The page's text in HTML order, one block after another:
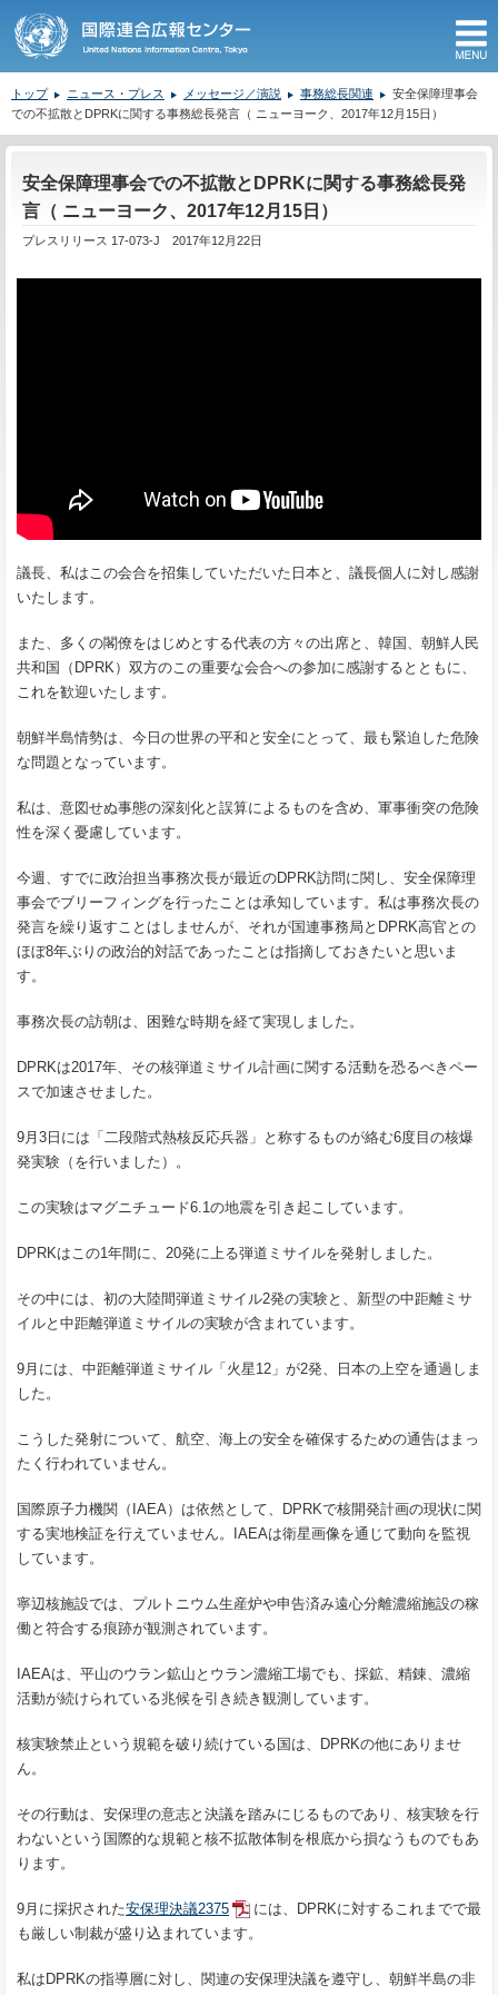
トップ ニュース・プレス メッセージ／演説 事務総長関連
安全保障理事会
での不拡散とDPRKに関する事務総長発言（ ニューヨーク、2017年12月15日）
安全保障理事会での不拡散とDPRKに関する事務総長発
言（ ニューヨーク、2017年12月15日）
プレスリリース 17-073-J 2017年12月22日
議長、私はこの会合を招集していただいた日本と、議長個人に対し感謝
いたします。
また、多くの閣僚をはじめとする代表の方々の出席と、韓国、朝鮮人民
共和国（DPRK）双方のこの重要な会合への参加に感謝するとともに、
これを歓迎いたします。
朝鮮半島情勢は、今日の世界の平和と安全にとって、最も緊迫した危険
な問題となっています。
私は、意図せぬ事態の深刻化と誤算によるものを含め、軍事衝突の危険
性を深く憂慮しています。
今週、すでに政治担当事務次長が最近のDPRK訪問に関し、安全保障理
事会でブリーフィングを行ったことは承知しています。私は事務次長の
発言を繰り返すことはしませんが、それが国連事務局とDPRK高官との
ほぼ8年ぶりの政治的対話であったことは指摘しておきたいと思いま
す。
事務次長の訪朝は、困難な時期を経て実現しました。
DPRKは2017年、その核弾道ミサイル計画に関する活動を恐るべきペー
スで加速させました。
9月3日には「二段階式熱核反応兵器」と称するものが絡む6度目の核爆
発実験（を行いました）。
この実験はマグニチュード6.1の地震を引き起こしています。
DPRKはこの1年間に、20発に上る弾道ミサイルを発射しました。
その中には、初の大陸間弾道ミサイル2発の実験と、新型の中距離ミサ
イルと中距離弾道ミサイルの実験が含まれています。
9月には、中距離弾道ミサイル「火星12」が2発、日本の上空を通過しま
した。
こうした発射について、航空、海上の安全を確保するための通告はまっ
たく行われていません。
国際原子力機関（IAEA）は依然として、DPRKで核開発計画の現状に関
する実地検証を行えていません。IAEAは衛星画像を通じて動向を監視
しています。
寧辺核施設では、プルトニウム生産炉や申告済み遠心分離濃縮施設の稼
働と符合する痕跡が観測されています。
IAEAは、平山のウラン鉱山とウラン濃縮工場でも、採鉱、精錬、濃縮
活動が続けられている兆候を引き続き観測しています。
核実験禁止という規範を破り続けている国は、DPRKの他にありませ
ん。
その行動は、安保理の意志と決議を踏みにじるものであり、核実験を行
わないという国際的な規範と核不拡散体制を根底から損なうものでもあ
ります。
9月に採択された安保理決議2375
には、DPRKに対するこれまでで最
も厳しい制裁が盛り込まれています。
私はDPRKの指導層に対し、関連の安保理決議を遵守し、朝鮮半島の非